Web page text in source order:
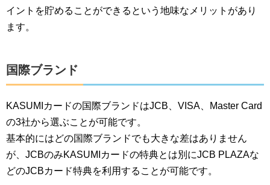
イントを貯めることができるという地味なメリットがあり
ます。
国際ブランド
KASUMIカードの国際ブランドはJCB、VISA、Master Card
の3社から選ぶことが可能です。
基本的にはどの国際ブランドでも大きな差はありません
が、JCBのみKASUMIカードの特典とは別にJCB PLAZAな
どのJCBカード特典を利用することが可能です。